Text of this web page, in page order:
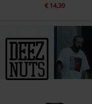
€ 14,39